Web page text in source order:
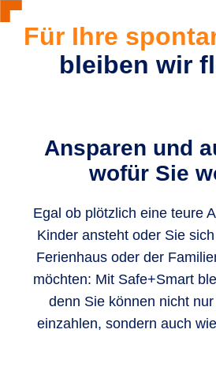
Für Ihre
bleiben wir
Ansparen und
wofür Sie
Egal ob plötzlich eine teure
Kinder ansteht oder Sie
Ferienhaus oder der
möchten: Mit Safe+Smart
denn Sie können nicht
einzahlen, sondern auch